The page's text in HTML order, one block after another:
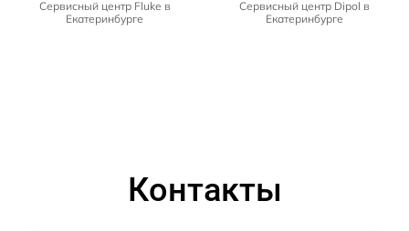
Сервисный центр Fluke в
Екатеринбурге
Сервисный центр Dipol в
Екатеринбурге
Контакты